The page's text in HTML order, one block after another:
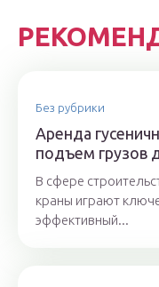
Без рубрики
Аренда
подъем грузов
В сфере
краны играют
эффективный...